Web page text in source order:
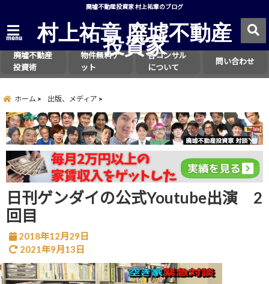
廃墟不動産投資家 村上祐章のブログ
menu 村上祐章 廃墟不動産
投資家
廃墟不動産
投資術
物件無料ゲ
ット
各コンサル
について
問い合わせ
ホーム 出版、メディア
日刊ゲンダイの公式Youtube出演 2
回目
2018年12月29日
2021年9月13日